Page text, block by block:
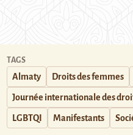
TAGS
Almaty Droits des femmes
Journée internationale des
LGBTQI Manifestants